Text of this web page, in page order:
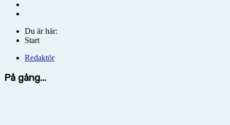
Du är här:
Start
Redaktör
På gång...